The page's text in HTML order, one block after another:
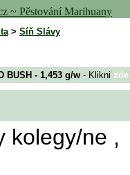
> Síň Slávy
BUSH - 1,453 g/w - Klikni zde
kolegy/ne ,